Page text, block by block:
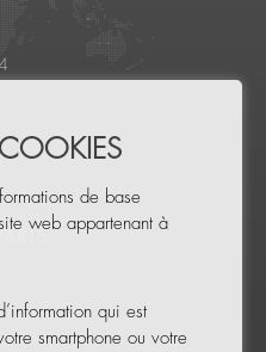
de base
web appartenant à
qui est
smartphone ou votre